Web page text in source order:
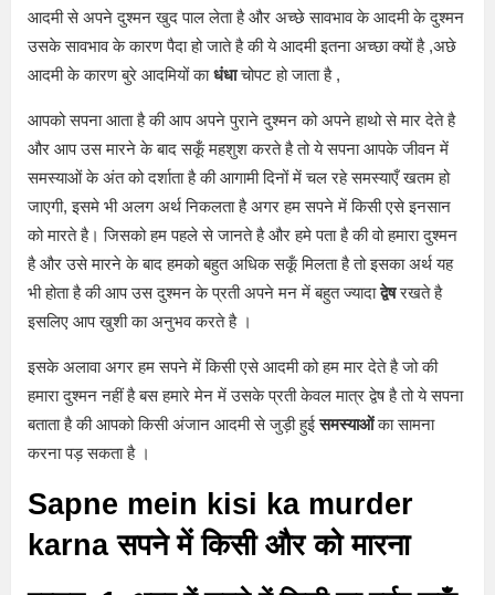
आदमी से अपने दुश्मन खुद पाल लेता है और अच्छे सावभाव के आदमी के दुश्मन
उसके सावभाव के कारण पैदा हो जाते है की ये आदमी इतना अच्छा क्यों है ,अछे
आदमी के कारण बुरे आदमियों काधंधाचोपट हो जाता है ,
आपको सपना आता है की आप अपने पुराने दुश्मन को अपने हाथो से मार देते है
और आप उस मारने के बाद सकूँ महशुश करते है तो ये सपना आपके जीवन में
समस्याओं के अंत को दर्शाता है की आगामी दिनों में चल रहे समस्याएँ खतम हो
जाएगी, इसमे भी अलग अर्थ निकलता है अगर हम सपने में किसी एसे इनसान
को मारते है। जिसको हम पहले से जानते है और हमे पता है की वो हमारा दुश्मन
है और उसे मारने के बाद हमको बहुत अधिक सकूँ मिलता है तो इसका अर्थ यह
भी होता है की आप उस दुश्मन के प्रती अपने मन में बहुत ज्यादाद्वेषरखते है
इसलिए आप खुशी का अनुभव करते है ।
इसके अलावा अगर हम सपने में किसी एसे आदमी को हम मार देते है जो की
हमारा दुश्मन नहीं है बस हमारे मेन में उसके प्रती केवल मात्र द्वेष है तो ये सपना
बताता है की आपको किसी अंजान आदमी से जुड़ी हुईसमस्याओंका सामना
करना पड़ सकता है ।
Sapne mein kisi ka murder
karna सपने में किसी और को मारना